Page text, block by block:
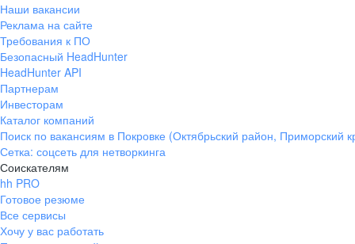
Наши вакансии
Реклама на сайте
Требования к ПО
Безопасный HeadHunter
HeadHunter API
Партнерам
Инвесторам
Каталог компаний
Поиск по вакансиям в Покровке (Октябрьский район, Приморский
Сетка: соцсеть для нетворкинга
Соискателям
hh PRO
Готовое резюме
Все сервисы
Хочу у вас работать